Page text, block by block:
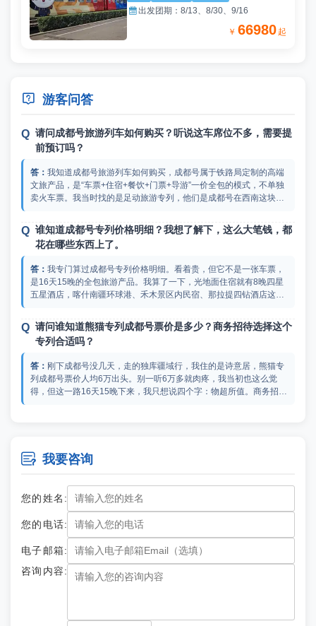
出发团期：8/13、8/30、9/16
￥ 66980 起
 游客问答
请问成都号旅游列车如何购买？听说这车席位不多，需要提
前预订吗？
我知道成都号旅游列车如何购买，成都号属于铁路局定制的高端
文旅产品，是“车票+住宿+餐饮+门票+导游”一价全包的模式，不单独
卖火车票。我当时找的是足动旅游专列，他们是成都号在西南这块指
属客服带着操作，不用自己瞎琢磨。
谁知道成都号专列价格明细？我想了解下，这么大笔钱，都
花在哪些东西上了。
我专门算过成都号专列价格明细。看着贵，但它不是一张车票，
是16天15晚的全包旅游产品。我算了一下，光地面住宿就有8晚四星
五星酒店，喀什南疆环球港、禾木景区内民宿、那拉提四钻酒店这些
桶、戴森吹风机，房间是等声压级隔音技术超静音设计。全列配了18
位熊猫管家24小时服务、2位持证医护全程随行，这服务配比很稀
有。你可以去足动旅游专列自己算算，他们是指定代理商，把价格明
请问谁知道熊猫专列成都号票价是多少？商务招待选择这个
专列合适吗？
刚下成都号没几天，走的独库疆域行，我住的是诗意居，熊猫专
列成都号票价人均6万出头。别一听6万多就肉疼，我当初也这么觉
得，但这一路16天15晚下来，我只想说四个字：物超所值。商务招待
满。尤其点赞车上的“流云阁”车厢，白天是私享商务沙龙，晚上星空
顶一亮，变身移动音影厅，在这种环境下跟客户聊事儿，比在会议室
足动旅游专列看看，上面有详细介绍。
2026成都号专列票价目前6万出头，到了旺季可能会涨一点，你
的。独库版行程全程16天15晚，从成都出发，走独库公路、喀什、赛
里木湖、喀纳斯这条线。你朋友从新加坡来，正好成都双机场有直飞
航线，接待起来很方便。
请问谁知道成都号旅游列车价格表？下周要见岳父岳母，我
打算带他们出去玩玩。
西南地区的指定销售商，价格是最有优势的。我给你拆一下这钱具体
水鱼宴全安排上；住宿更狠，7晚睡在成都号上，剩下8晚全按当地顶
朋友约我年假一起去新疆旅游，2026成都号专列预定网站是
 我要咨询
您的姓名:
您的电话:
电子邮箱:
咨询内容: